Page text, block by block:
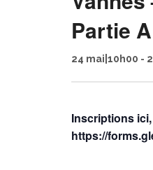
Partie A
24 mai|10h00 -
Inscriptions
https://